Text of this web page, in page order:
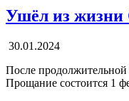
Ушёл из
30.01.2024
После
Прощание состоится 1